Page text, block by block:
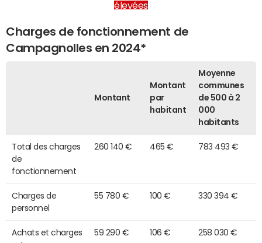
élevées
Charges de fonctionnement de
Campagnolles en 2024*
Montant
Montant
par
habitant
Moyenne
communes
de 500 à 2
000
habitants
Total des charges
de
fonctionnement
260 140 € 465 € 783 493 €
Charges de
personnel
55 780 € 100 € 330 394 €
Achats et charges
59 290 € 106 € 258 030 €